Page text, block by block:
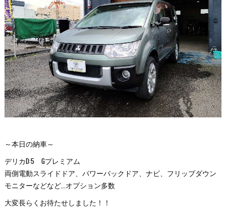
～本日の納車～
デリカD:5 Gプレミアム
両側電動スライドドア、パワーバックドア、ナビ、フリップダウン
モニターなどなど…オプション多数
大変長らくお待たせしました！！